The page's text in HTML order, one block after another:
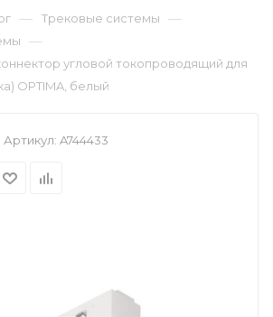
— Трековые системы —
—
угловой токопроводящий для
OPTIMA, белый
Артикул: A744433